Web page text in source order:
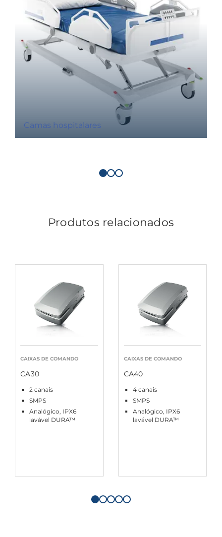
Camas hospitalares
Produtos relacionados
CAIXAS DE COMANDO
CA30
2 canais
SMPS
Analógico, IPX6
lavável DURA™
CAIXAS DE COMANDO
CA40
4 canais
SMPS
Analógico, IPX6
lavável DURA™